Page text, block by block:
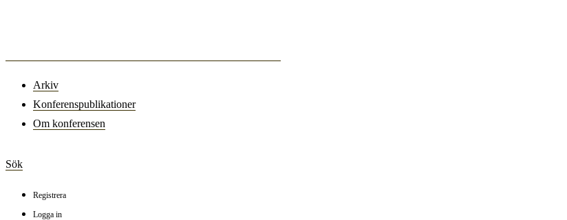
Arkiv
Konferenspublikationer
Om konferensen
Sök
Registrera
Logga in